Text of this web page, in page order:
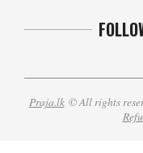
Praja.lk© All rights